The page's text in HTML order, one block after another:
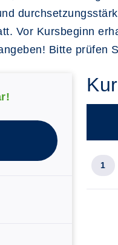
Vor Kursbeginn
Bitte prüfen
1